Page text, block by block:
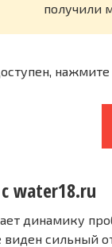
получили
water18.ru
динамику
виден сильный